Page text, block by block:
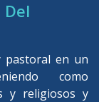
Del
pastoral en un
como
y religiosos y